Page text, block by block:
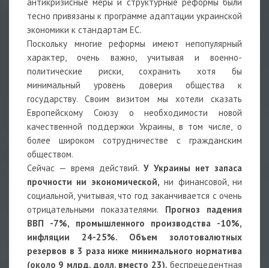
тесно привязаны к программе адаптации украинской
экономики к стандартам ЕС.
Поскольку многие реформы имеют непопулярный
характер, очень важно, учитывая и военно-
политические риски, сохранить хотя бы
минимальный уровень доверия общества к
государству. Своим визитом мы хотели сказать
Европейскому Союзу о необходимости новой
качественной поддержки Украины, в том числе, о
более широком сотрудничестве с гражданским
обществом.
Сейчас — время действий. У Украины нет запаса
прочности ни экономической, ни финансовой, ни
социальной, учитывая, что год заканчивается с очень
отрицательными показателями. Прогноз падения
ВВП -7%, промышленного производства -10%,
инфляции 24-25%. Объем золотовалютных
резервов в 3 раза ниже минимального норматива
(около 9 млрд. долл. вместо 23), беспрецедентная